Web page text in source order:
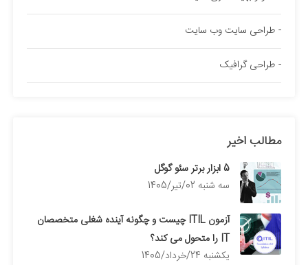
طراحی سایت وب سایت
طراحی گرافیک
مطالب اخیر
5 ابزار برتر سئو گوگل
سه شنبه 02/تیر/1405
آزمون ITIL چیست و چگونه آینده شغلی متخصصان
IT را متحول می کند؟
يكشنبه 24/خرداد/1405